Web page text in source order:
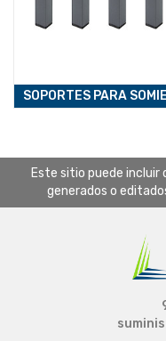
SOPORTES PARA
Este sitio puede incluir
generados o